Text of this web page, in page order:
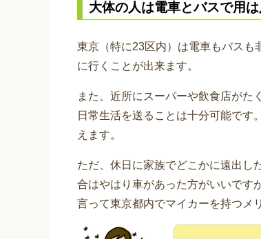
大体の人は電車とバスで用
東京（特に23区内）は電車もバスも
に行くことが出来ます。
また、近所にスーパーや飲食店がた
日常生活を送ることは十分可能です
えます。
ただ、休日に家族でどこかに遠出し
合はやはり車があった方がいいです
言って東京都内でマイカーを持つメ